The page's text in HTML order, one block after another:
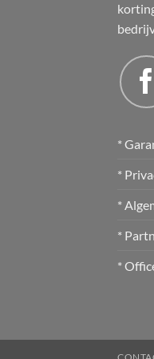
*
*
*
*
*